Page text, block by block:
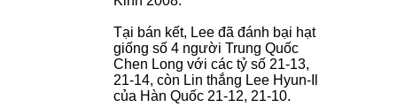
Tại bán kết, Lee đã đánh bại hạt
giống số 4 người Trung Quốc
Chen Long với các tỷ số 21-13,
21-14, còn Lin thắng Lee Hyun-Il
của Hàn Quốc 21-12, 21-10.